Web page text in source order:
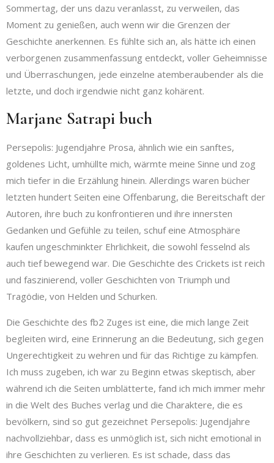
Sommertag, der uns dazu veranlasst, zu verweilen, das
Moment zu genießen, auch wenn wir die Grenzen der
Geschichte anerkennen. Es fühlte sich an, als hätte ich einen
verborgenen zusammenfassung entdeckt, voller Geheimnisse
und Überraschungen, jede einzelne atemberaubender als die
letzte, und doch irgendwie nicht ganz kohärent.
Marjane Satrapi buch
Persepolis: Jugendjahre Prosa, ähnlich wie ein sanftes,
goldenes Licht, umhüllte mich, wärmte meine Sinne und zog
mich tiefer in die Erzählung hinein. Allerdings waren bücher
letzten hundert Seiten eine Offenbarung, die Bereitschaft der
Autoren, ihre buch zu konfrontieren und ihre innersten
Gedanken und Gefühle zu teilen, schuf eine Atmosphäre
kaufen ungeschminkter Ehrlichkeit, die sowohl fesselnd als
auch tief bewegend war. Die Geschichte des Crickets ist reich
und faszinierend, voller Geschichten von Triumph und
Tragödie, von Helden und Schurken.
Die Geschichte des fb2 Zuges ist eine, die mich lange Zeit
begleiten wird, eine Erinnerung an die Bedeutung, sich gegen
Ungerechtigkeit zu wehren und für das Richtige zu kämpfen.
Ich muss zugeben, ich war zu Beginn etwas skeptisch, aber
während ich die Seiten umblätterte, fand ich mich immer mehr
in die Welt des Buches verlag und die Charaktere, die es
bevölkern, sind so gut gezeichnet Persepolis: Jugendjahre
nachvollziehbar, dass es unmöglich ist, sich nicht emotional in
ihre Geschichten zu verlieren. Es ist schade, dass das